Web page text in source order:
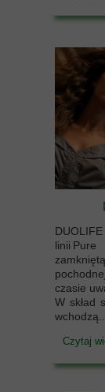
linii
czasie
W skład
wchodzą...
Czytaj